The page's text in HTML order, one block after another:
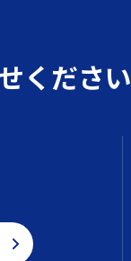
ください